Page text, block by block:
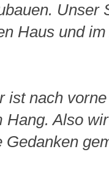
Haus und
ist nach
Hang. Also